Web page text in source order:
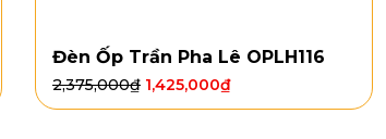
Đèn Ốp Trần Pha Lê OPLH116
2,375,000₫ 1,425,000₫